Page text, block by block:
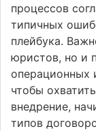
процессов
типичных
плейбука.
юристов, но и
операционных
чтобы
внедрение,
типов